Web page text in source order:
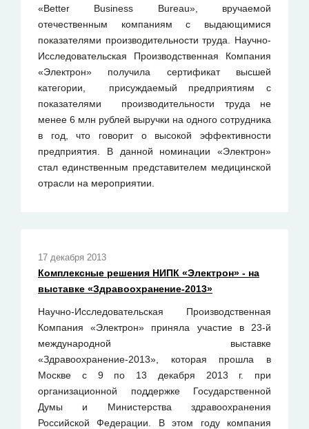
«Better Business Bureau», вручаемой
отечественным компаниям с выдающимися
показателями производительности труда. Научно-
Исследовательская Производственная Компания
«Электрон» получила сертификат высшей
категории, присуждаемый предприятиям с
показателями производительности труда не
менее 6 млн рублей выручки на одного сотрудника
в год, что говорит о высокой эффективности
предприятия. В данной номинации «Электрон»
стал единственным представителем медицинской
отрасли на мероприятии.
17 декабря 2013
Комплексные решения НИПК «Электрон» - на
выставке «Здравоохранение-2013»
Научно-Исследовательская Производственная
Компания «Электрон» приняла участие в 23-й
международной выставке
«Здравоохранение-2013», которая прошла в
Москве с 9 по 13 декабря 2013 г. при
организационной поддержке Государственной
Думы и Министерства здравоохранения
Российской Федерации. В этом году компания